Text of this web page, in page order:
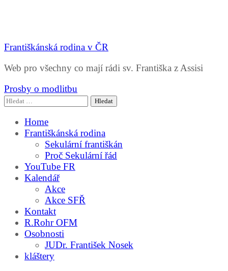
Františkánská rodina v ČR
Web pro všechny co mají rádi sv. Františka z Assisi
Prosby o modlitbu
Vyhledávání
Home
Františkánská rodina
Sekulární františkán
Proč Sekulární řád
YouTube FR
Kalendář
Akce
Akce SFŘ
Kontakt
R.Rohr OFM
Osobnosti
JUDr. František Nosek
kláštery